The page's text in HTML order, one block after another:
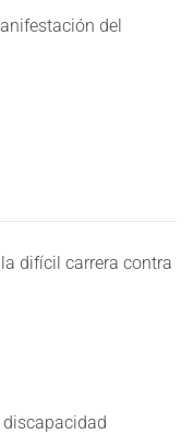
del
difícil carrera contra